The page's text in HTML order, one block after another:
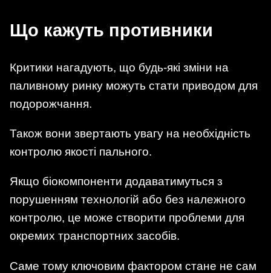
Що кажуть противники
Критики нагадують, що будь-які зміни на
паливному ринку можуть стати приводом для
подорожчання.
Також вони звертають увагу на необхідність
контролю якості пального.
Якщо біокомпоненти додаватимуться з
порушенням технологій або без належного
контролю, це може створити проблеми для
окремих транспортних засобів.
Саме тому ключовим фактором стане не сам